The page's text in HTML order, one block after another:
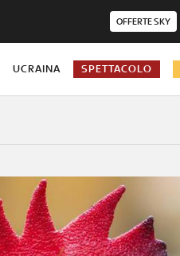
OFFERTE SKY
UCRAINA SPETTACOLO